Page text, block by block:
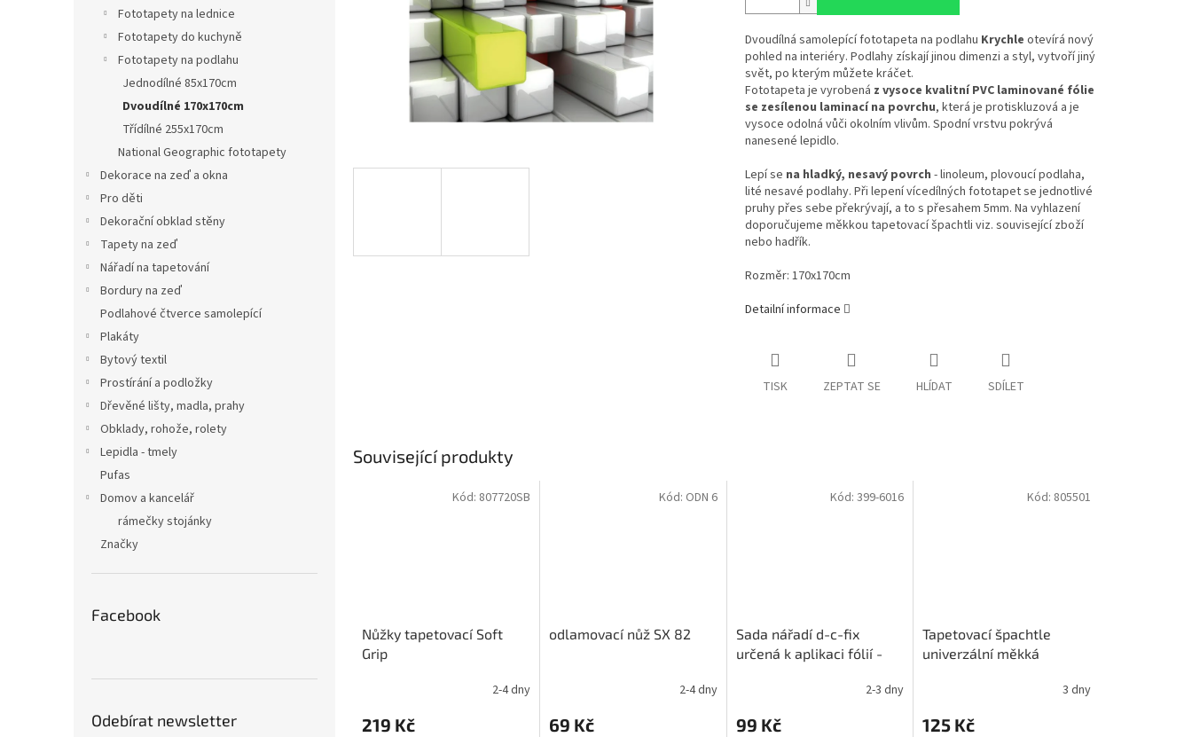
Fototapety na lednice
Fototapety do kuchyně
Fototapety na podlahu
Jednodílné 85x170cm
Dvoudílné 170x170cm
Třídílné 255x170cm
National Geographic fototapety
Dekorace na zeď a okna
Pro děti
Dekorační obklad stěny
Tapety na zeď
Nářadí na tapetování
Bordury na zeď
Podlahové čtverce samolepící
Plakáty
Bytový textil
Prostírání a podložky
Dřevěné lišty, madla, prahy
Obklady, rohože, rolety
Lepidla - tmely
Pufas
Domov a kancelář
rámečky stojánky
Značky
Facebook
Odebírat newsletter
Dvoudílná samolepící fototapeta na podlahu Krychle otevírá nový
pohled na interiéry. Podlahy získají jinou dimenzi a styl, vytvoří jiný
svět, po kterým můžete kráčet.
Fototapeta je vyrobená z vysoce kvalitní PVC laminované fólie
se zesílenou laminací na povrchu, která je protiskluzová a je
vysoce odolná vůči okolním vlivům. Spodní vrstvu pokrývá
nanesené lepidlo.
Lepí se na hladký, nesavý povrch - linoleum, plovoucí podlaha,
lité nesavé podlahy. Při lepení vícedílných fototapet se jednotlivé
pruhy přes sebe překrývají, a to s přesahem 5mm. Na vyhlazení
doporučujeme měkkou tapetovací špachtli viz. související zboží
nebo hadřík.
Rozměr: 170x170cm
Detailní informace
TISK ZEPTAT SE HLÍDAT SDÍLET
Související produkty
Nůžky tapetovací Soft
Grip
produktu
2-4 dny
219 Kč
Kód: 807720SB
odlamovací nůž SX 82
2-4 dny
69 Kč
Kód: ODN 6
Sada nářadí d-c-fix
určená k aplikaci fólií -
2-3 dny
99 Kč
Kód:399-6016
Tapetovací špachtle
univerzální měkká
3 dny
125 Kč
Kód: 805501